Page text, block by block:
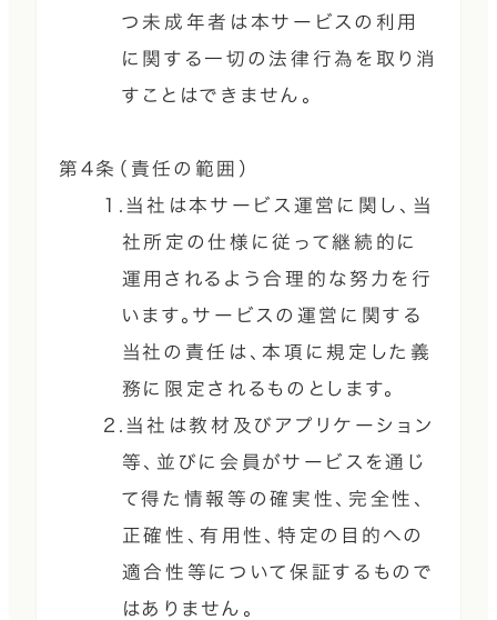
つ未成年者は本サービスの利用
に関する一切の法律行為を取り消
すことはできません。
第4条（責任の範囲）
1.当社は本サービス運営に関し、当
社所定の仕様に従って継続的に
運用されるよう合理的な努力を行
います。サービスの運営に関する
当社の責任は、本項に規定した義
務に限定されるものとします。
2.当社は教材及びアプリケーション
等、並びに会員がサービスを通じ
て得た情報等の確実性、完全性、
正確性、有用性、特定の目的への
適合性等について保証するもので
はありません。